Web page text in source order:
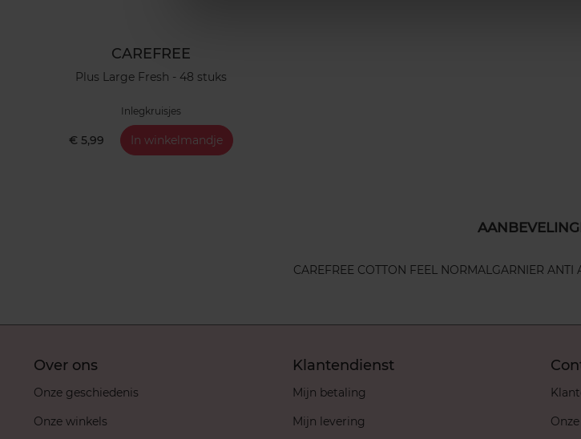
CAREFREE
Plus Large Fresh - 48 stuks
Inlegkruisjes
€ 5,99 In winkelmandje
CAREFREE COTTON FEEL NORMALGARNIER ANTI
Over ons
Onze geschiedenis
Onze winkels
Klantendienst
Mijn betaling
Mijn levering